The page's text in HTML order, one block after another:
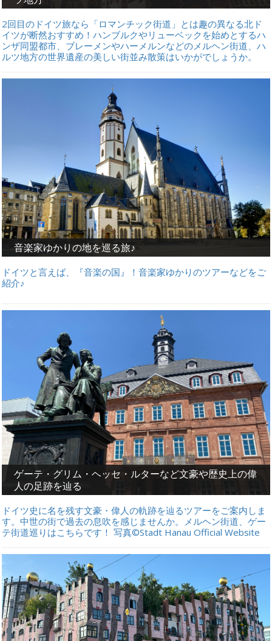
2回目のドイツ旅なら「ロマンチック街道」とは趣の異なる北ド
イツが断然おすすめ！ハンブルクやリューベックを始めとするハ
ンザ同盟都市、ブレーメンやハーメルンなどのメルヘン街道、ハ
ルツ地方の世界遺産の美しい街並み散策はいかがでしょうか。
音楽家ゆかりの地を巡る旅♪
ドイツと言えば、『音楽の国』！音楽家ゆかりのツアーなどをご
紹介♪
ゲーテ・グリム・ヘッセ・ルターなど文豪や歴史上の偉
人の足跡を辿る
ドイツ史に名を残す文豪・偉人の軌跡を辿るツアーをご案内しま
す。中世の街で過去の息吹を感じませんか。メルヘン街道、ゲー
テ街道巡りはこちらです！ 写真©Stadt Hanau Official Website